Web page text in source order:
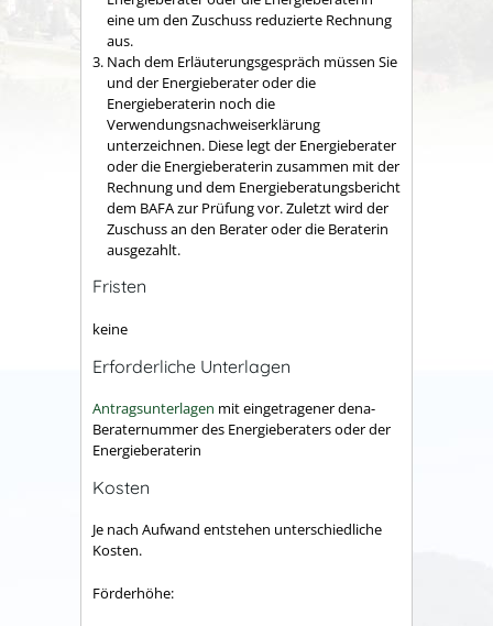
eine um den Zuschuss reduzierte Rechnung
aus.
Nach dem Erläuterungsgespräch müssen Sie
und der Energieberater oder die
Energieberaterin noch die
Verwendungsnachweiserklärung
unterzeichnen. Diese legt der Energieberater
oder die Energieberaterin zusammen mit der
Rechnung und dem Energieberatungsbericht
dem BAFA zur Prüfung vor. Zuletzt wird der
Zuschuss an den Berater oder die Beraterin
ausgezahlt.
Fristen
keine
Erforderliche Unterlagen
Antragsunterlagen mit eingetragener dena-
Beraternummer des Energieberaters oder der
Energieberaterin
Kosten
Je nach Aufwand entstehen unterschiedliche
Kosten.
Förderhöhe: